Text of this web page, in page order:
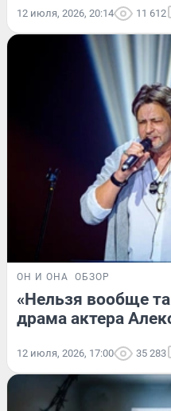
12 июля, 2026, 20:14 11 612
ОН И ОНА ОБЗОР
«Нельзя вообще
драма актера
12 июля, 2026, 17:00 35 283